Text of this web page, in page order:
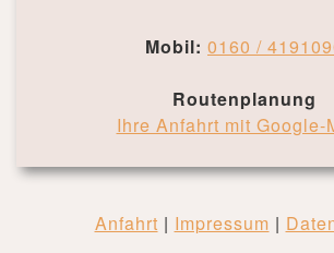
Mobil: 0160 /
Routenplanung
Ihre Anfahrt mit Google-
Anfahrt | Impressum |